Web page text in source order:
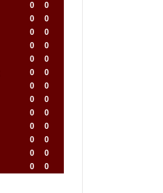
0
0
0
0
0
0
0
0
0
0
0
0
0
0
0
0
0
0
0
0
0
0
0
0
0
0